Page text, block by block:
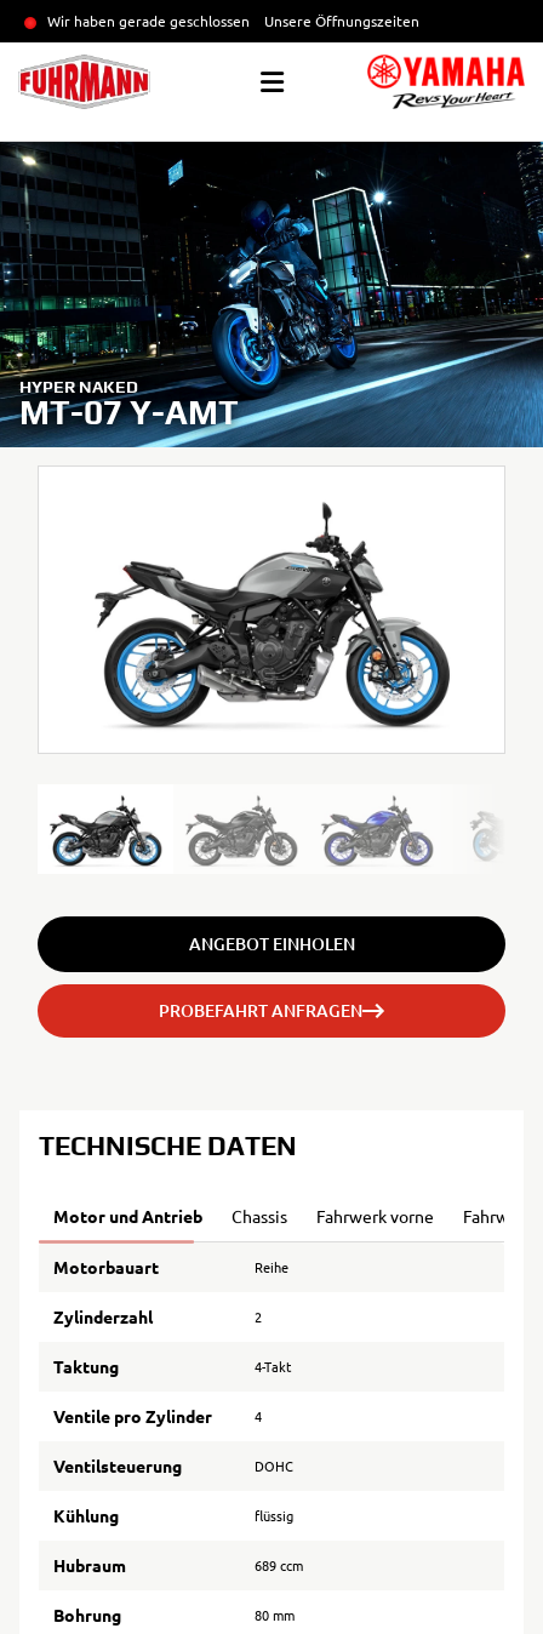
Wir haben gerade geschlossen Unsere Öffnungszeiten
HYPER NAKED
MT-07 Y-AMT
ANGEBOT EINHOLEN
PROBEFAHRT ANFRAGEN
TECHNISCHE DATEN
Motor und Antrieb Chassis Fahrwerk vorne Fahrwerk
Motorbauart Reihe
Zylinderzahl 2
Taktung 4-Takt
Ventile pro Zylinder 4
Ventilsteuerung DOHC
Kühlung flüssig
Hubraum 689 ccm
Bohrung 80 mm